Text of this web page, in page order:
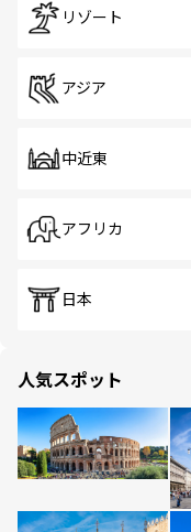
リゾート
アジア
中近東
アフリカ
日本
人気スポット